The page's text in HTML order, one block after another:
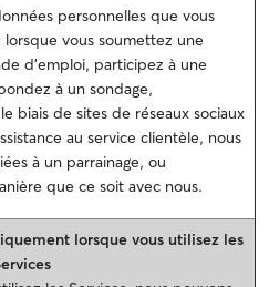
personnelles que vous
vous soumettez une
d’emploi, participez à une
à un sondage,
biais de sites de réseaux sociaux
au service clientèle, nous
à un parrainage, ou
que ce soit avec nous.
lorsque vous utilisez les